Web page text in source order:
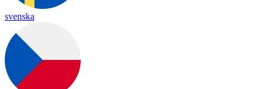
svenska